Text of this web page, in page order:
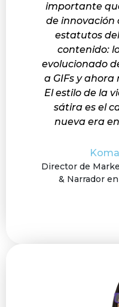
importante
de innovación
estatutos
contenido:
evolucionado
a GIFs y ahora
El estilo de la
sátira es el
nueva era
Director de
& Narrador